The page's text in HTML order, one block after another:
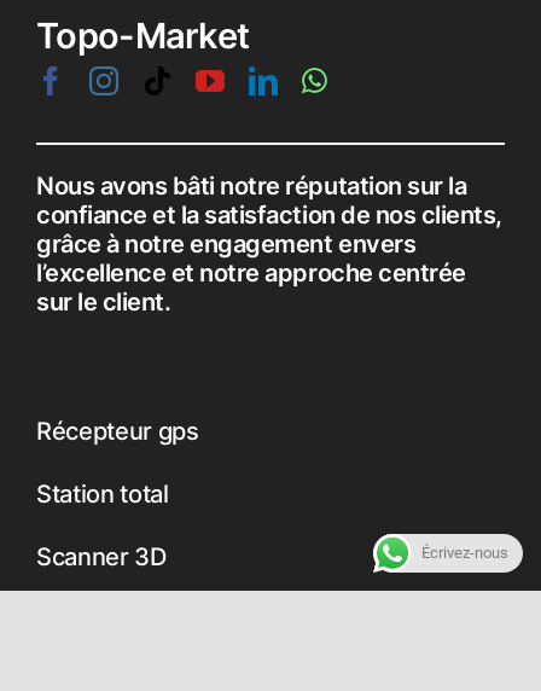
Topo-Market
Nous avons bâti notre réputation sur la
confiance et la satisfaction de nos clients,
grâce à notre engagement envers
l’excellence et notre approche centrée
sur le client.
Récepteur gps
Station total
Scanner 3D Écrivez-nous